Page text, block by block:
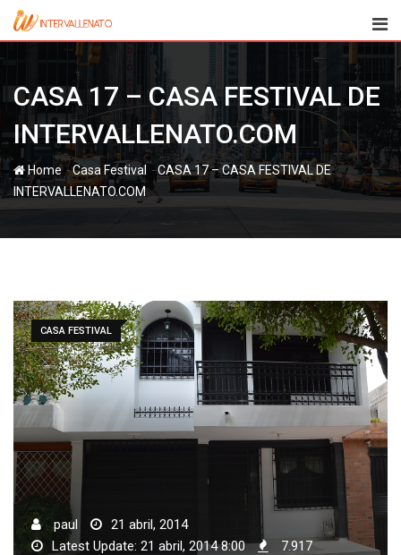
Skip
CASA 17 – CASA FESTIVAL DE
INTERVALLENATO.COM
Home-Casa Festival -CASA 17 – CASA FESTIVAL DE
INTERVALLENATO.COM
CASA FESTIVAL
paul
21 abril, 2014
Latest Update: 21 abril, 2014 8:00
7.917